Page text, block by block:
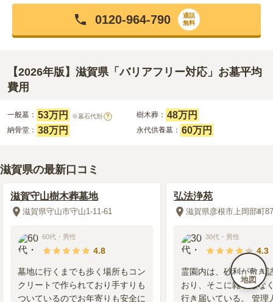
地図
0120-964-790
通話
無料
【2026年版】滋賀県「バリアフリー対応」お墓平均
費用
一般墓： 53万円 ※墓石代別 ? 樹木葬： 48万円
納骨堂： 38万円 永代供養墓： 60万円
滋賀県の最新口コミ
滋賀守山樹木葬墓地
滋賀県守山市守山1-11-61
60代 ・ 男性
4.8
墓地に行くまでも歩く場所もコン
クリートで作られており手すりも
ついているのでお年寄りも安全に
弘法浄苑
滋賀県彦根市上岡部町
30代 ・ 男性
4.3
霊園内は、砂利が敷き
おり、そこに雑草はな
行き届いている。 管理